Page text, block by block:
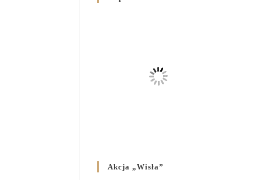
Родин
Справ Молоді та встановленя
складу Катихитичної Комісії
днях 2-12 липня 2024 р.”
Akcja „Wisła”